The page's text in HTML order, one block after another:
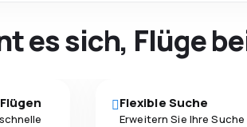
es sich, Flüge
Flexible Suche
Erweitern Sie Ihre